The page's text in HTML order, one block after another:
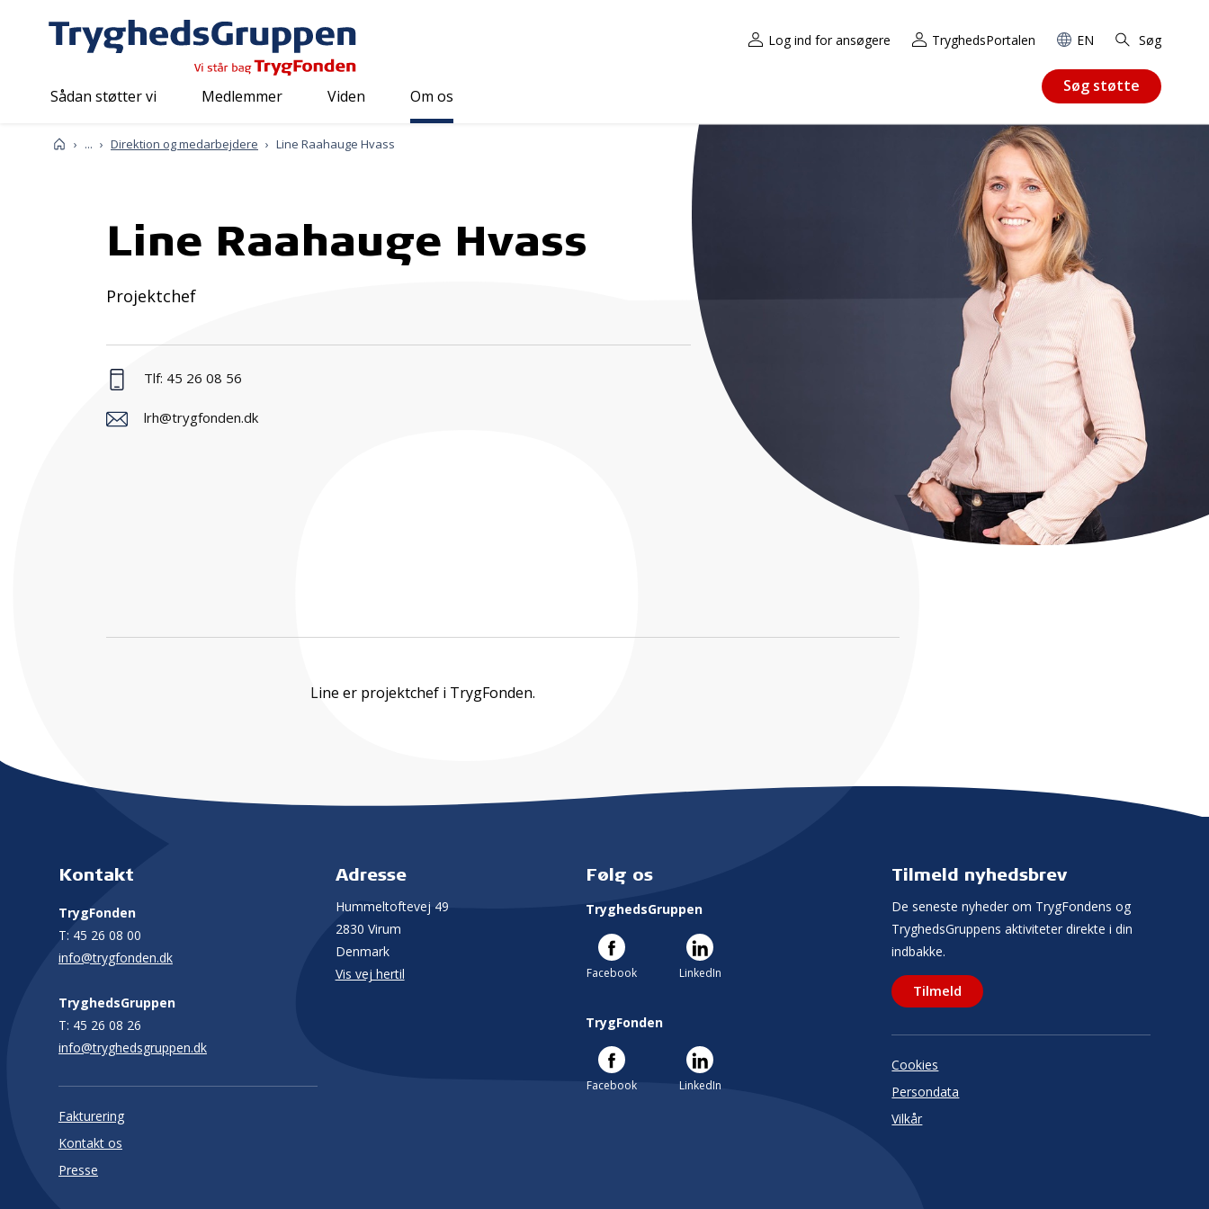
Log ind for ansøgere TryghedsPortalen EN Søg
Sådan støtter vi Medlemmer Viden Om os
Søg støtte
Forside
...
Om os
Mød os Direktion og medarbejdere Line Raahauge Hvass
Line Raahauge Hvass
Projektchef
Tlf: 45 26 08 56
lrh@trygfonden.dk
Line er projektchef i TrygFonden.
Tilmeld nyhedsbrev
De seneste nyheder om TrygFondens og
TryghedsGruppens aktiviteter direkte i din
indbakke.
Tilmeld
Kontakt
TrygFonden
T: 45 26 08 00
info@trygfonden.dk
TryghedsGruppen
T: 45 26 08 26
info@tryghedsgruppen.dk
Adresse
Hummeltoftevej 49
2830 Virum
Denmark
Vis vej hertil
Fakturering
Kontakt os
Presse
Cookies
Persondata
Vilkår
Følg os
TryghedsGruppen
Facebook LinkedIn
TrygFonden
Facebook LinkedIn